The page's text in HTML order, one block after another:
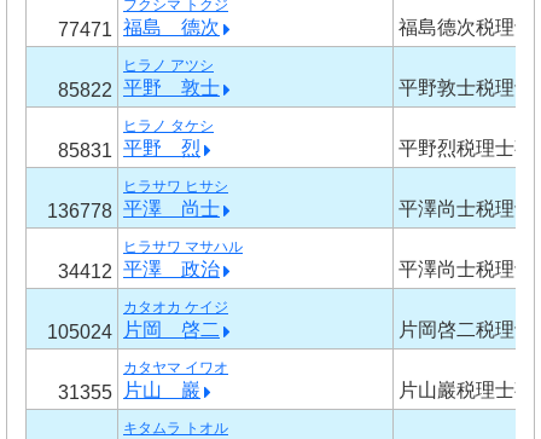
77471
フクシマ トクジ
福島 德次 福島德次税理士
85822
ヒラノ アツシ
平野 敦士 平野敦士税理士
85831
ヒラノ タケシ
平野 烈 平野烈税理士事
136778
ヒラサワ ヒサシ
平澤 尚士 平澤尚士税理士
34412
ヒラサワ マサハル
平澤 政治 平澤尚士税理士
105024
カタオカ ケイジ
片岡 啓二 片岡啓二税理士
31355
カタヤマ イワオ
片山 巖 片山巖税理士事
キタムラ トオル